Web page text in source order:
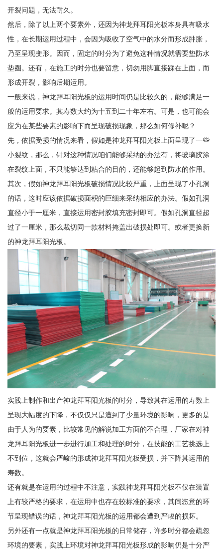
开裂问题，无法耐久。
然后，除了以上两个要素外，还因为神龙拜耳阳光板本身具有吸水
性，在长期运用过程中，会因为吸收了空气中的水分而形成肿胀，
乃至呈现变形。因而，固定的时分为了避免这种情况就需要垫防水
垫圈。还有，在施工的时分也要留意，切勿用脚直接踩在上面，而
形成开裂，影响后期运用。
一般来说，神龙拜耳阳光板的运用时间仍是比较久的，能够满足一
般的运用要求。其寿数大约为十五到二十年左右。可是，也可能会
应为在某些要素的影响下而呈现破损现象，那么如何修补呢？
先，依据受损的情况来看，假如是神龙拜耳阳光板上面呈现了一些
小裂纹，那么，针对这种情况咱们能够采纳的办法有，将玻璃胶涂
在裂纹上面，不只能够达到粘合的目的，还能够起到防水的作用。
其次，假如神龙拜耳阳光板破损情况比较严重，上面呈现了小孔洞
的话，这时应该依据破损面积的巨细来采纳相应的办法。假如孔洞
直径小于一厘米，直接运用密封胶填充密封即可。假如孔洞直径超
过了一厘米，那么裁切同一款材料掩盖出破损处即可。或者更换新
的神龙拜耳阳光板。
实践上制作和出产神龙拜耳阳光板的时分，导致其在运用的寿数上
呈现大幅度的下降，不仅仅只是遭到了少量环境的影响，更多的是
由于人为的要素，比较常见的解说加工方面的不合理，厂家在对神
龙拜耳阳光板进一步进行加工和处理的时分，在技能的工艺挑选上
不到位，这就会严峻的形成神龙拜耳阳光板受损，并下降其运用的
寿数。
还有就是在运用的过程中不注意，实践神龙拜耳阳光板不仅在装置
上有较严格的要求，在运用中也存在较标准的要求，其间恣意的环
节呈现错误的话，神龙拜耳阳光板的运用都会遭到严峻的损坏。
另外还有一点就是神龙拜耳阳光板的日常储存，许多时分都会疏忽
环境的要素，实践上环境对神龙拜耳阳光板形成的影响仍是十分严